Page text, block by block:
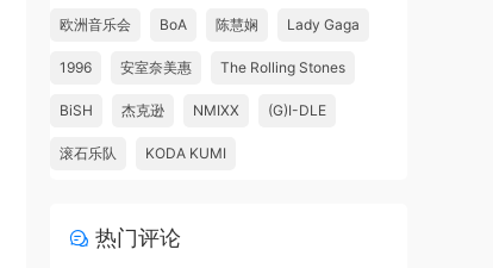
欧洲音乐会 BoA 陈慧娴 Lady Gaga
1996 安室奈美惠 The Rolling Stones
BiSH 杰克逊 NMIXX (G)I-DLE
滚石乐队 KODA KUMI
热门评论